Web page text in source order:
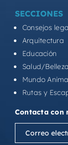
SECCIONES
Consejos
Arquitectura
Educación
Salud/Belleza
Mundo
Rutas y
Contacta con
Correo
electrónico